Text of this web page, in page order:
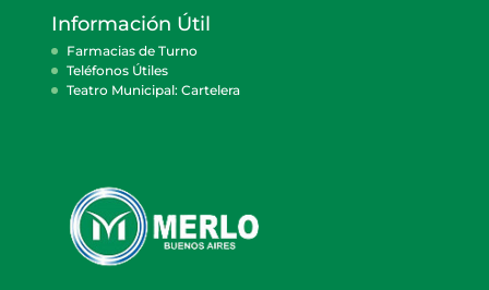
Información Útil
Farmacias de Turno
Teléfonos Útiles
Teatro Municipal: Cartelera